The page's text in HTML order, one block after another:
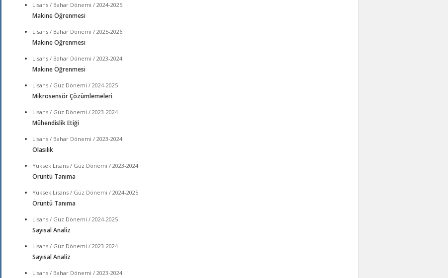
Lisans / Bahar Dönemi / 2024-2025
Makine Öğrenmesi
Lisans / Bahar Dönemi / 2025-2026
Makine Öğrenmesi
Lisans / Bahar Dönemi / 2023-2024
Makine Öğrenmesi
Lisans / Güz Dönemi / 2024-2025
Mikrosensör Çözümlemeleri
Lisans / Güz Dönemi / 2023-2024
Mühendislik Etiği
Lisans / Bahar Dönemi / 2023-2024
Olasılık
Yüksek Lisans / Güz Dönemi / 2023-2024
Örüntü Tanıma
Yüksek Lisans / Güz Dönemi / 2024-2025
Örüntü Tanıma
Lisans / Güz Dönemi / 2024-2025
Sayısal Analiz
Lisans / Güz Dönemi / 2023-2024
Sayısal Analiz
Lisans / Bahar Dönemi / 2023-2024